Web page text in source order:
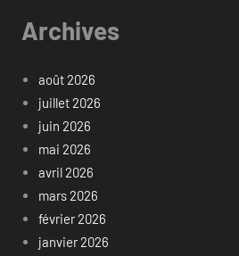
Archives
août 2026
juillet 2026
juin 2026
mai 2026
avril 2026
mars 2026
février 2026
janvier 2026